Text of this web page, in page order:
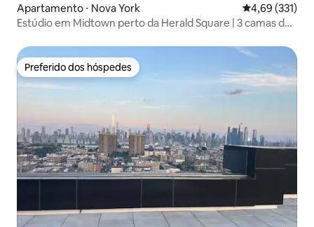
Apartamento ⋅ Nova York 4,69 de uma
4,69 (331)
Estúdio em Midtown perto da Herald Square | 3 camas de
Preferido dos hóspedes
Preferido dos hóspedes